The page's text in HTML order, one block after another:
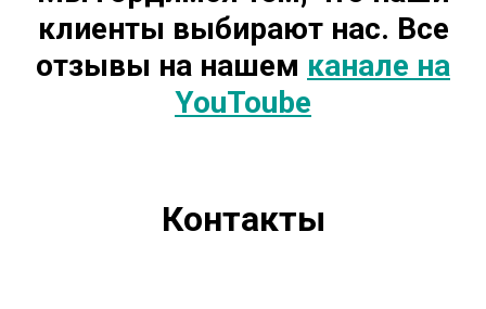
клиенты выбирают нас. Все
отзывы на нашем канале на
YouToube
Контакты